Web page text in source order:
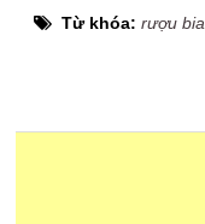
Từ khóa:rượu bia